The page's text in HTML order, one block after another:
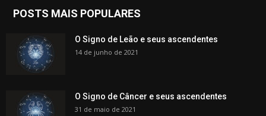
POSTS MAIS POPULARES
O Signo de Leão e seus ascendentes
14 de junho de 2021
O Signo de Câncer e seus ascendentes
31 de maio de 2021